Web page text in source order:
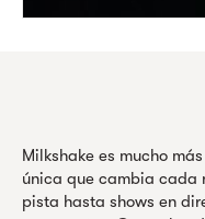
Milkshake es mucho
única que cambia cada
pista hasta shows en